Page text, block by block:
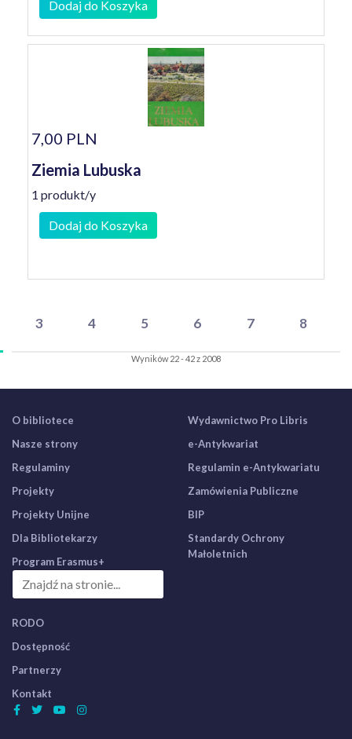
Dodaj do Koszyka
7,00 PLN
Ziemia Lubuska
1 produkt/y
Dodaj do Koszyka
3 4 5 6 7 8
Wyników 22 - 42 z 2008
O bibliotece
Nasze strony
Regulaminy
Projekty
Projekty Unijne
Dla Bibliotekarzy
Program Erasmus+
Wydawnictwo Pro Libris
e-Antykwariat
Regulamin e-Antykwariatu
Zamówienia Publiczne
BIP
Standardy Ochrony
Małoletnich
RODO
Dostępność
Partnerzy
Kontakt